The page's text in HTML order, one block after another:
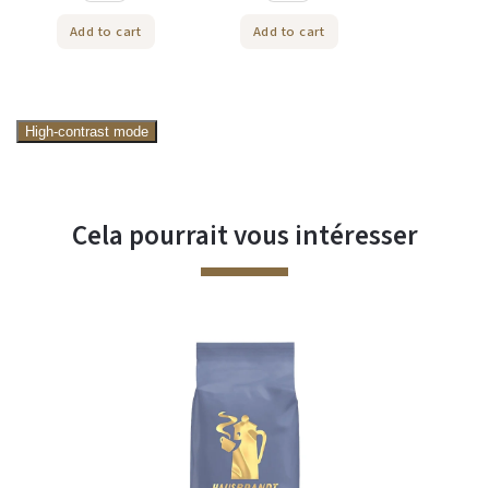
Add to cart Add to cart
High-contrast mode
Cela pourrait vous intéresser